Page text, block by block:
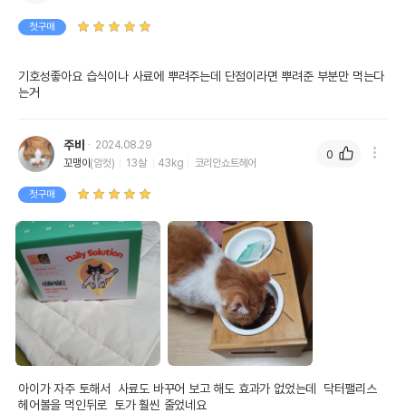
첫구매
기호성좋아요 습식이나 사료에 뿌려주는데 단점이라면 뿌려준 부분만 먹는다
는거
주바
2024.08.29
꼬맹이 (암컷) 13살 43kg 코리안쇼트헤어
첫구매
아이가 자주 토해서  사료도 바꾸어 보고 해도 효과가 없었는데  닥터팰리스
헤어볼을 먹인뒤로  토가 훨씬 줄었네요
0